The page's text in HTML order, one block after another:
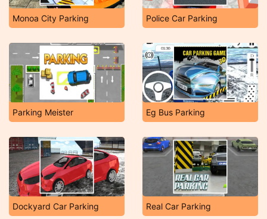
Monoa City Parking Police Car Parking
Parking Meister Eg Bus Parking
Dockyard Car Parking Real Car Parking